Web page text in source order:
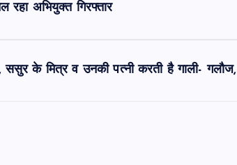
अभियुक्त गिरफ्तार
के मित्र व उनकी पत्नी करती है गाली-